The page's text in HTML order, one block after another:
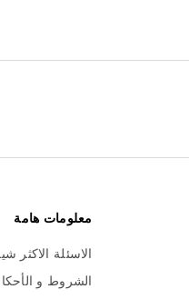
معلومات هامة
الاسئلة الاكثر
الشروط و